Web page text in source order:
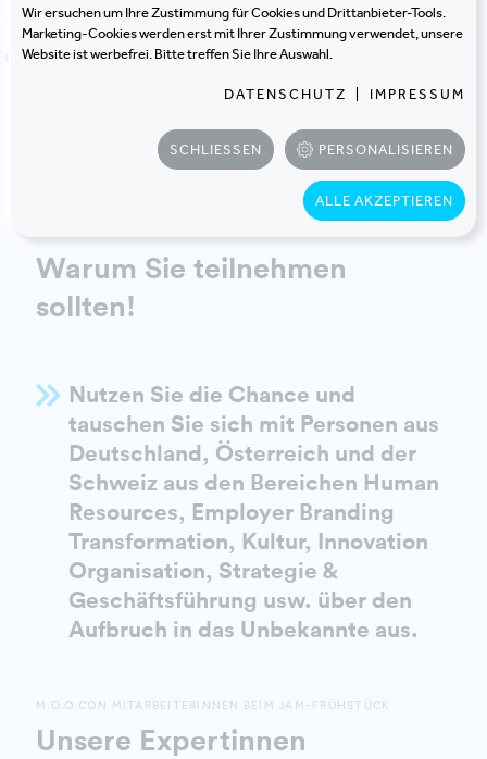
09:25 STAGE
MARI LANG UND MICHELLE BAUMANN
Warum Sie teilnehmen
sollten!
Nutzen Sie die Chance und
tauschen Sie sich mit Personen aus
Deutschland, Österreich und der
Schweiz aus den Bereichen Human
Resources, Employer Branding
Transformation, Kultur, Innovation
Organisation, Strategie &
Geschäftsführung usw. über den
Aufbruch in das Unbekannte aus.
M.O.O.CON MITARBEITERINNEN BEIM JAM-FRÜHSTÜCK
Unsere Expertinnen
Wir ersuchen um Ihre Zustimmung für Cookies und Drittanbieter-Tools.
Marketing-Cookies werden erst mit Ihrer Zustimmung verwendet, unsere
Website ist werbefrei. Bitte treffen Sie Ihre Auswahl.
DATENSCHUTZ IMPRESSUM
SCHLIESSEN PERSONALISIEREN
ALLE AKZEPTIEREN